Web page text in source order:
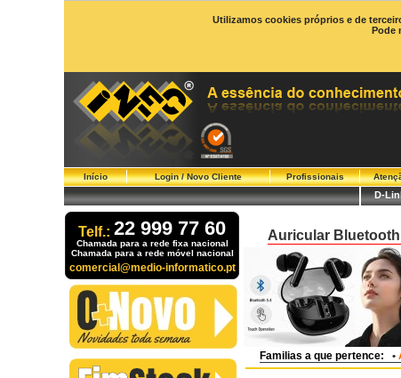
Utilizamos cookies próprios e de
Pode
Início Login / Novo Cliente Profissionais
D-
Telf.: 22 999 77 60
Chamada para a rede fixa nacional
Chamada para a rede móvel nacional
comercial@medio-informatico.pt
Auricular
Familias a que pertence: •